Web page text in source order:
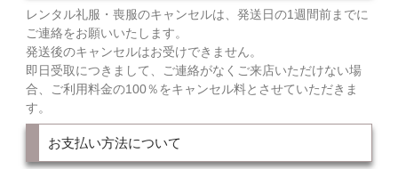
レンタル礼服・喪服のキャンセルは、発送日の1週間前までに
ご連絡をお願いいたします。
発送後のキャンセルはお受けできません。
即日受取につきまして、ご連絡がなくご来店いただけない場
合、ご利用料金の100％をキャンセル料とさせていただきま
す。
お支払い方法について